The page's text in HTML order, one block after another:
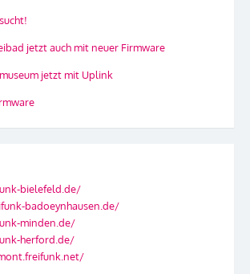
jetzt auch mit neuer Firmware
jetzt mit Uplink
bielefeld.de/
badoeynhausen.de/
minden.de/
herford.de/